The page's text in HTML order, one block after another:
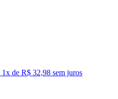
1x de R$ 32,98 sem juros